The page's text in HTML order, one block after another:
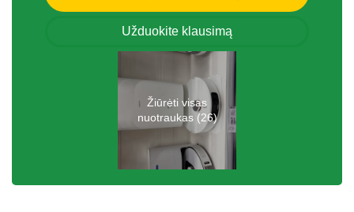
Užduokite klausimą
Žiūrėti visas
nuotraukas (26)